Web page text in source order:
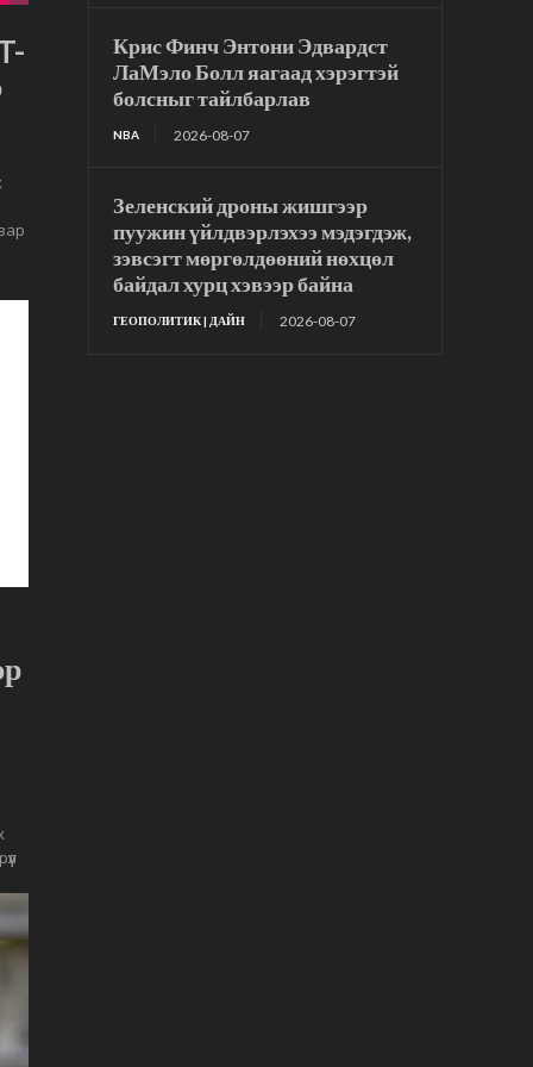
Крис Финч Энтони Эдвардст
ЛаМэло Болл яагаад хэрэгтэй
болсныг тайлбарлав
NBA 2026-08-07
Зеленский дроны жишгээр
пуужин үйлдвэрлэхээ мэдэгдэж,
зэвсэгт мөргөлдөөний нөхцөл
байдал хурц хэвээр байна
ГЕОПОЛИТИК | ДАЙН 2026-08-07